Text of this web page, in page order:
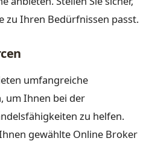
zu Ihren Bedürfnissen passt.
umfangreiche
um Ihnen bei der
zu helfen.
gewählte Online Broker